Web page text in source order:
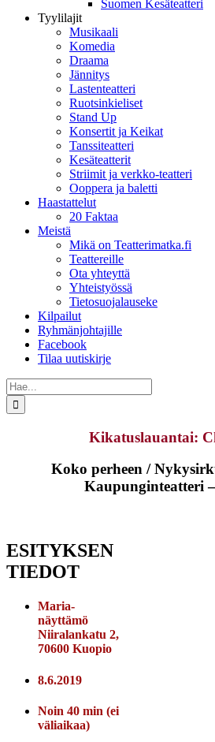
Suomen Kesäteatteri
Tyylilajit
Musikaali
Komedia
Draama
Jännitys
Lastenteatteri
Ruotsinkieliset
Stand Up
Konsertit ja Keikat
Tanssiteatteri
Kesäteatterit
Striimit ja verkko-teatteri
Ooppera ja baletti
Haastattelut
20 Faktaa
Meistä
Mikä on Teatterimatka.fi
Teattereille
Ota yhteyttä
Yhteistyössä
Tietosuojalauseke
Kilpailut
Ryhmänjohtajille
Facebook
Tilaa uutiskirje
Etsi
...
Kikatuslauantai:
Koko perheen /
Kaupunginteatteri
ESITYKSEN
TIEDOT
Maria-
näyttämö
Niiralankatu 2,
70600 Kuopio
8.6.2019
Noin 40 min (ei
väliaikaa)